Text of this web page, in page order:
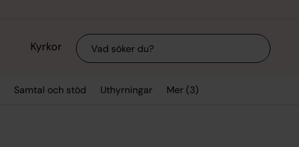
Kyrkor Sök
Samtal och stöd Uthyrningar Mer (3)